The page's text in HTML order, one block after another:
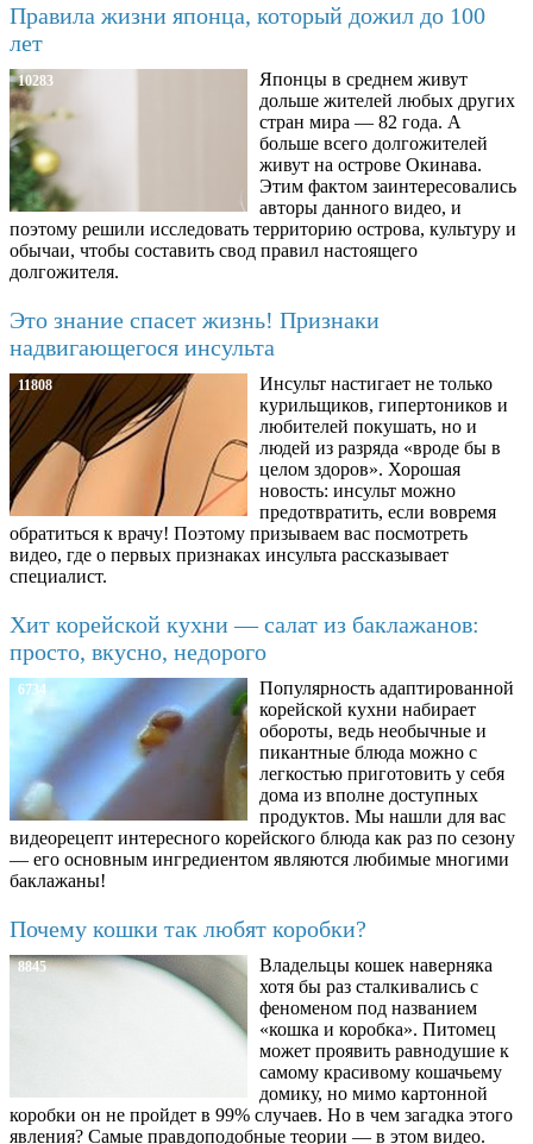
Правила жизни японца, который дожил до 100
лет
10283
Японцы в среднем живут
дольше жителей любых других
стран мира — 82 года. А
больше всего долгожителей
живут на острове Окинава.
Этим фактом заинтересовались
авторы данного видео, и
поэтому решили исследовать территорию острова, культуру и
обычаи, чтобы составить свод правил настоящего
долгожителя.
Это знание спасет жизнь! Признаки
надвигающегося инсульта
11808
Инсульт настигает не только
курильщиков, гипертоников и
любителей покушать, но и
людей из разряда «вроде бы в
целом здоров». Хорошая
новость: инсульт можно
предотвратить, если вовремя
обратиться к врачу! Поэтому призываем вас посмотреть
видео, где о первых признаках инсульта рассказывает
специалист.
Хит корейской кухни — салат из баклажанов:
просто, вкусно, недорого
6734
Популярность адаптированной
корейской кухни набирает
обороты, ведь необычные и
пикантные блюда можно с
легкостью приготовить у себя
дома из вполне доступных
продуктов. Мы нашли для вас
видеорецепт интересного корейского блюда как раз по сезону
— его основным ингредиентом являются любимые многими
баклажаны!
Почему кошки так любят коробки?
8845
Владельцы кошек наверняка
хотя бы раз сталкивались с
феноменом под названием
«кошка и коробка». Питомец
может проявить равнодушие к
самому красивому кошачьему
домику, но мимо картонной
коробки он не пройдет в 99% случаев. Но в чем загадка этого
явления? Самые правдоподобные теории — в этом видео.